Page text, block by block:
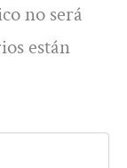
no será
están